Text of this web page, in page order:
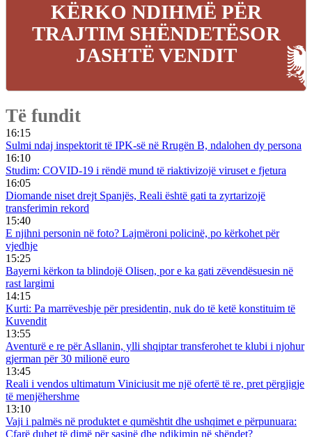
KËRKO NDIHMË PËR
TRAJTIM SHËNDETËSOR
JASHTË VENDIT
Të fundit
16:15
Sulmi ndaj inspektorit të IPK-së në Rrugën B, ndalohen dy persona
16:10
Studim: COVID-19 i rëndë mund të riaktivizojë viruset e fjetura
16:05
Diomande niset drejt Spanjës, Reali është gati ta zyrtarizojë
transferimin rekord
15:40
E njihni personin në foto? Lajmëroni policinë, po kërkohet për
vjedhje
15:25
Bayerni kërkon ta blindojë Olisen, por e ka gati zëvendësuesin në
rast largimi
14:15
Kurti: Pa marrëveshje për presidentin, nuk do të ketë konstituim të
Kuvendit
13:55
Aventurë e re për Asllanin, ylli shqiptar transferohet te klubi i njohur
gjerman për 30 milionë euro
13:45
Reali i vendos ultimatum Viniciusit me një ofertë të re, pret përgjigje
të menjëhershme
13:10
Vaji i palmës në produktet e qumështit dhe ushqimet e përpunuara:
Çfarë duhet të dimë për sasinë dhe ndikimin në shëndet?